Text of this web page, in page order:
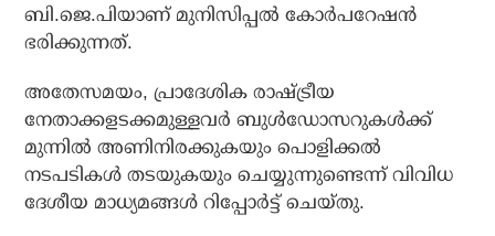
ബി.ജെ.പിയാണ് മുനിസിപ്പല്‍ കോര്‍പറേഷന്‍
ഭരിക്കുന്നത്.
അതേസമയം, പ്രാദേശിക രാഷ്ട്രീയ
നേതാക്കളടക്കമുള്ളവര്‍ ബുള്‍ഡോസറുകള്‍ക്ക്
മുന്നില്‍ അണിനിരക്കുകയും പൊളിക്കല്‍
നടപടികള്‍ തടയുകയും ചെയ്യുന്നുണ്ടെന്ന് വിവിധ
ദേശീയ മാധ്യമങ്ങള്‍ റിപ്പോര്‍ട്ട് ചെയ്തു.